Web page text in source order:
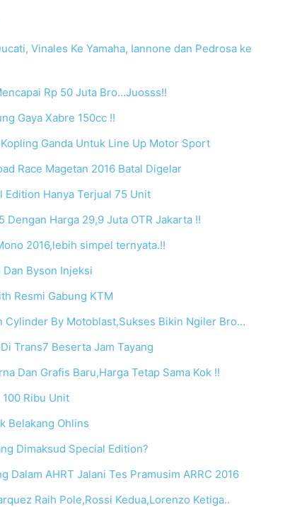
Vinales Ke Yamaha, Iannone dan Pedrosa ke
Rp 50 Juta Bro…Juosss!!
Gaya Xabre 150cc !!
Ganda Untuk Line Up Motor Sport
Race Magetan 2016 Batal Digelar
Edition Hanya Terjual 75 Unit
Dengan Harga 29,9 Juta OTR Jakarta !!
2016,lebih simpel ternyata.!!
Dan Byson Injeksi
Resmi Gabung KTM
Cylinder By Motoblast,Sukses Bikin Ngiler Bro…
Trans7 Beserta Jam Tayang
Dan Grafis Baru,Harga Tetap Sama Kok !!
Ribu Unit
Belakang Ohlins
Dimaksud Special Edition?
Dalam AHRT Jalani Tes Pramusim ARRC 2016
Raih Pole,Rossi Kedua,Lorenzo Ketiga..